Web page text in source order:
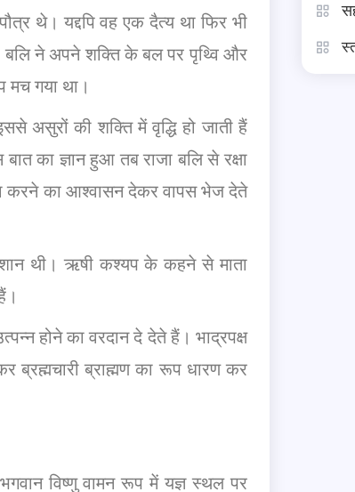
थे। यद्दपि वह एक दैत्य था फिर भी
बलि ने अपने शक्ति के बल पर पृथ्वि और
मच गया था।
असुरों की शक्ति में वृद्धि हो जाती हैं
का ज्ञान हुआ तब राजा बलि से रक्षा
करने का आश्वासन देकर वापस भेज देते
थी। ऋषी कश्यप के कहने से माता
होने का वरदान दे देते हैं। भाद्रपक्ष
ब्रह्मचारी ब्राह्मण का रूप धारण कर
विष्णु वामन रूप में यज्ञ स्थल पर